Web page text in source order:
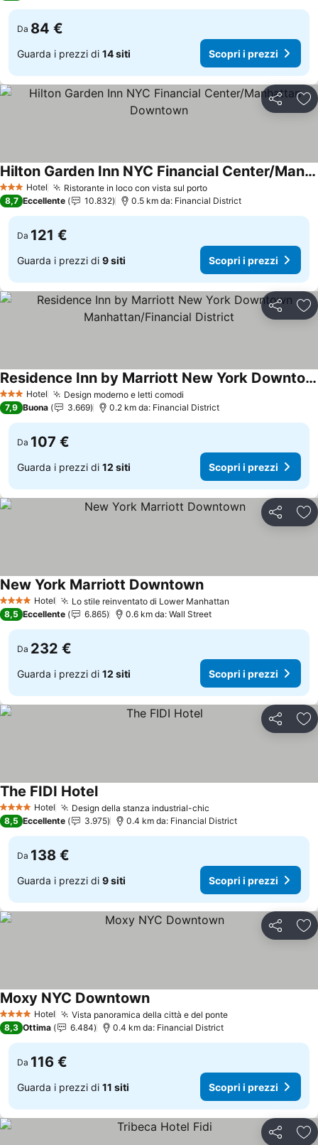
Da 84 €
Guarda i prezzi di 14 siti Scopri i prezzi
Condividi
3 StelleHotel Ristorante in loco con vista sul porto
Hilton Garden Inn NYC Financial Center/Manhattan Downtown
8,7 Eccellente 10.832 0.5 km da: Financial District
Da 121 €
Guarda i prezzi di 9 siti Scopri i prezzi
Condividi
3 StelleHotel Design moderno e letti comodi
Residence Inn by Marriott New York Downtown Manhattan/Financial District
7,9 Buona 3.669 0.2 km da: Financial District
Da 107 €
Guarda i prezzi di 12 siti Scopri i prezzi
Condividi
4 Stelle Hotel Lo stile reinventato di Lower Manhattan
New York Marriott Downtown
8,5 Eccellente 6.865 0.6 km da: Wall Street
Da 232 €
Guarda i prezzi di 12 siti Scopri i prezzi
Condividi
4 Stelle Hotel Design della stanza industrial-chic
The FIDI Hotel
8,5 Eccellente 3.975 0.4 km da: Financial District
Da 138 €
Guarda i prezzi di 9 siti Scopri i prezzi
Condividi
4 Stelle Hotel Vista panoramica della città e del ponte
Moxy NYC Downtown
8,3 Ottima 6.484 0.4 km da: Financial District
Da 116 €
Guarda i prezzi di 11 siti Scopri i prezzi
Condividi